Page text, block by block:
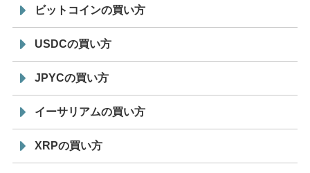
ビットコインの買い方
USDCの買い方
JPYCの買い方
イーサリアムの買い方
XRPの買い方